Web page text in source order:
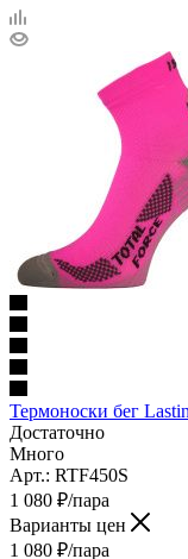
Термоноски бег
Достаточно
Много
Арт.: RTF450S
1 080 ₽/пара
Варианты цен
1 080 ₽/пара